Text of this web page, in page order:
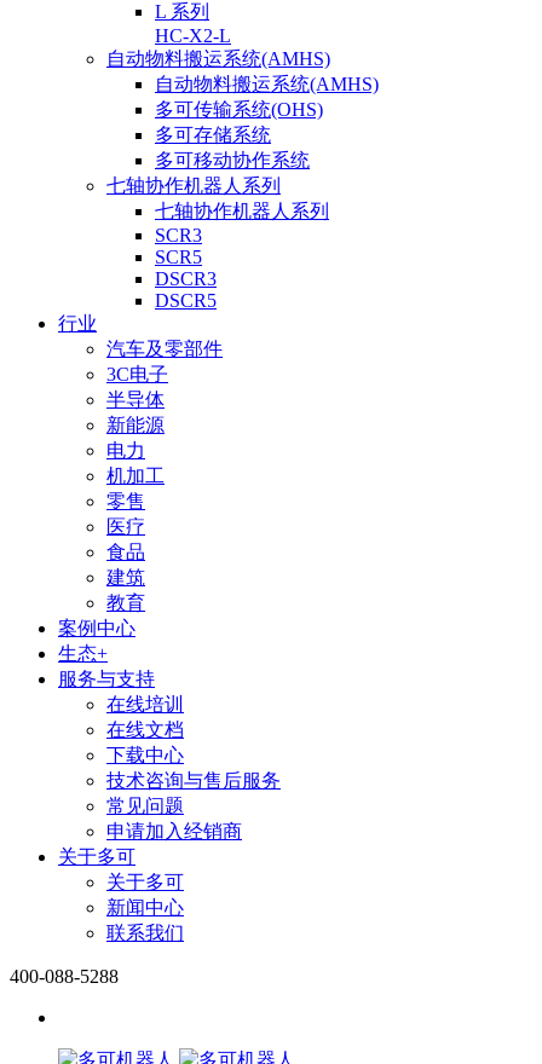
L 系列
HC-X2-L
自动物料搬运系统(AMHS)
自动物料搬运系统(AMHS)
多可传输系统(OHS)
多可存储系统
多可移动协作系统
七轴协作机器人系列
七轴协作机器人系列
SCR3
SCR5
DSCR3
DSCR5
行业
汽车及零部件
3C电子
半导体
新能源
电力
机加工
零售
医疗
食品
建筑
教育
案例中心
生态+
服务与支持
在线培训
在线文档
下载中心
技术咨询与售后服务
常见问题
申请加入经销商
关于多可
关于多可
新闻中心
联系我们
400-088-5288